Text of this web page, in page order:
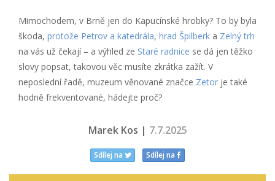
Mimochodem, v Brně jen do Kapucínské hrobky? To by byla
škoda, protože Petrov a katedrála, hrad Špilberk a Zelný trh
na vás už čekají – a výhled ze Staré radnice se dá jen těžko
slovy popsat, takovou věc musíte zkrátka zažít. V
neposlední řadě, muzeum věnované značce Zetor je také
hodně frekventované, hádejte proč?
Marek Kos | 7.7.2025
Sdílej na Sdílej na